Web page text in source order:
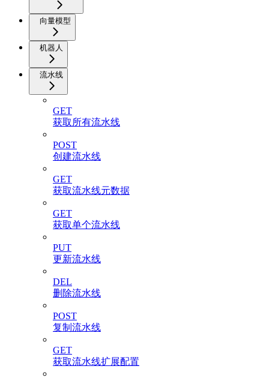
向量模型
机器人
流水线
GET
获取所有流水线
POST
创建流水线
GET
获取流水线元数据
GET
获取单个流水线
PUT
更新流水线
DEL
删除流水线
POST
复制流水线
GET
获取流水线扩展配置